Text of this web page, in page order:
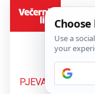
PJEVAČ